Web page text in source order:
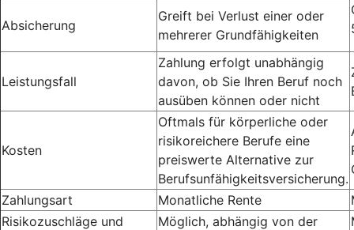
Absicherung
Greift bei Verlust einer oder
mehrerer Grundfähigkeiten
Leistungsfall
Zahlung erfolgt unabhängig
davon, ob Sie Ihren Beruf noch
ausüben können oder nicht
Kosten
Oftmals für körperliche oder
risikoreichere Berufe eine
preiswerte Alternative zur
Berufsunfähigkeitsversicherung.
Zahlungsart
Monatliche Rente
Risikozuschläge und
Möglich, abhängig von der